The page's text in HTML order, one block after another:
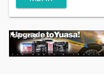
Anzeige